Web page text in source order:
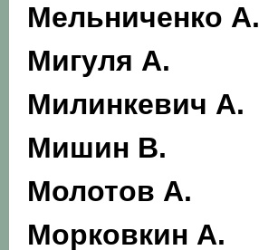
Мельниченко А.
Мигуля А.
Милинкевич А.
Мишин В.
Молотов А.
Морковкин А.